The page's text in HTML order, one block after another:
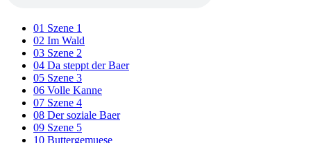
01 Szene 1
02 Im Wald
03 Szene 2
04 Da steppt der Baer
05 Szene 3
06 Volle Kanne
07 Szene 4
08 Der soziale Baer
09 Szene 5
10 Buttergemuese